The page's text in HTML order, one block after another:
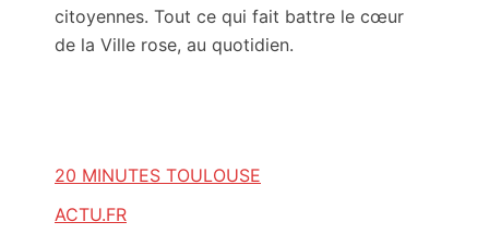
citoyennes. Tout ce qui fait battre le cœur
de la Ville rose, au quotidien.
20 MINUTES TOULOUSE
ACTU.FR